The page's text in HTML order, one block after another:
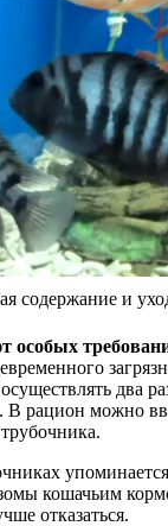
содержание и
особых
два
рацион можно
кошачьим
отказаться.